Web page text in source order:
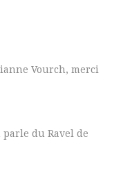
Vourch, merci
du Ravel de